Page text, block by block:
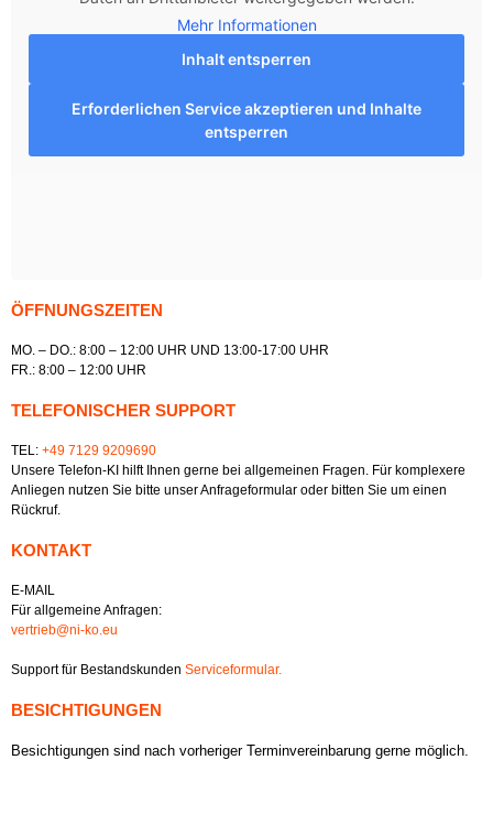
Mehr Informationen
Inhalt entsperren
Erforderlichen Service akzeptieren und Inhalte
entsperren
ÖFFNUNGSZEITEN
MO. – DO.: 8:00 – 12:00 UHR UND 13:00-17:00 UHR
FR.: 8:00 – 12:00 UHR
TELEFONISCHER SUPPORT
TEL: +49 7129 9209690
Unsere Telefon-KI hilft Ihnen gerne bei allgemeinen Fragen. Für komplexere
Anliegen nutzen Sie bitte unser Anfrageformular oder bitten Sie um einen
Rückruf.
KONTAKT
E-MAIL
Für allgemeine Anfragen:
vertrieb@ni-ko.eu
Support für Bestandskunden Serviceformular.
BESICHTIGUNGEN
Besichtigungen sind nach vorheriger Terminvereinbarung gerne möglich.